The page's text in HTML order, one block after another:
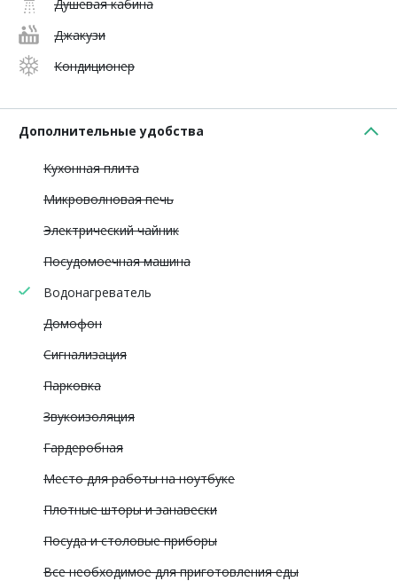
Душевая кабина
Джакузи
Кондиционер
Дополнительные удобства
Кухонная плита
Микроволновая печь
Электрический чайник
Посудомоечная машина
Водонагреватель
Домофон
Сигнализация
Парковка
Звукоизоляция
Гардеробная
Место для работы на ноутбуке
Плотные шторы и занавески
Посуда и столовые приборы
Все необходимое для приготовления еды